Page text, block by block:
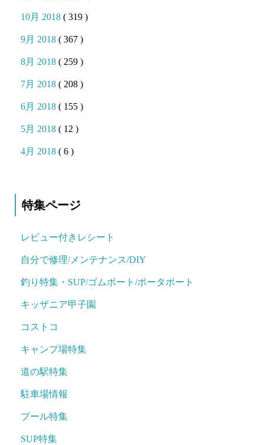
10月 2018( 319 )
9月 2018( 367 )
8月 2018( 259 )
7月 2018( 208 )
6月 2018( 155 )
5月 2018( 12 )
4月 2018( 6 )
特集ページ
レビュー付きレシート
自分で修理/メンテナンス/DIY
釣り特集・SUP/ゴムボート/ポータボート
キッザニア甲子園
コストコ
キャンプ場特集
道の駅特集
駐車場情報
プール特集
SUP特集